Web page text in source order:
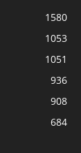
1580
1053
1051
936
908
684